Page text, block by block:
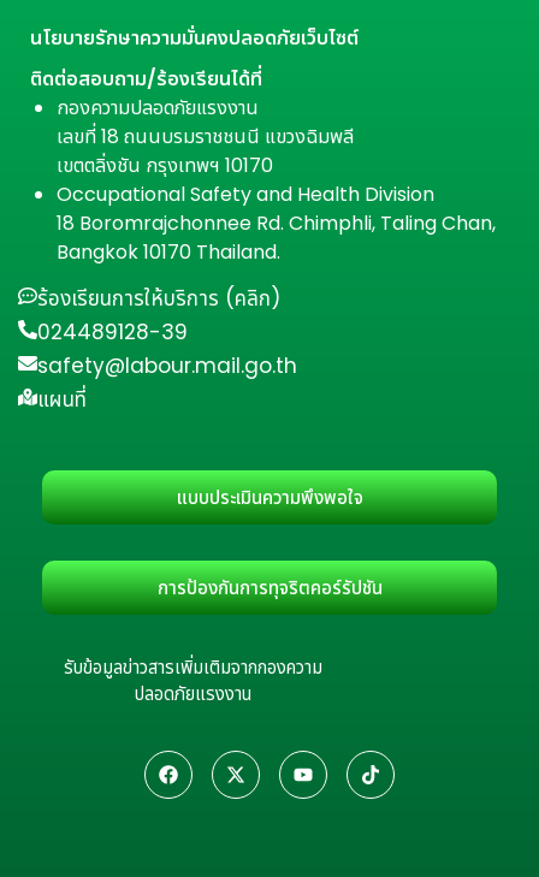
นโยบายรักษาความมั่นคงปลอดภัยเว็บไซต์
ติดต่อสอบถาม/ร้องเรียนได้ที่
กองความปลอดภัยแรงงาน
เลขที่ 18 ถนนบรมราชชนนี แขวงฉิมพลี
เขตตลิ่งชัน กรุงเทพฯ 10170
Occupational Safety and Health Division
18 Boromrajchonnee Rd. Chimphli, Taling Chan,
Bangkok 10170 Thailand.
ร้องเรียนการให้บริการ (คลิก)
024489128-39
safety@labour.mail.go.th
แผนที่
แบบประเมินความพึงพอใจ
การป้องกันการทุจริตคอร์รัปชัน
รับข้อมูลข่าวสารเพิ่มเติมจากกองความ
ปลอดภัยแรงงาน